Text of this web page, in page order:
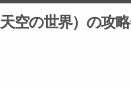
空の世界）の攻